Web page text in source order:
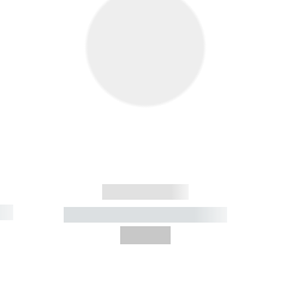
------------
----------- -----------